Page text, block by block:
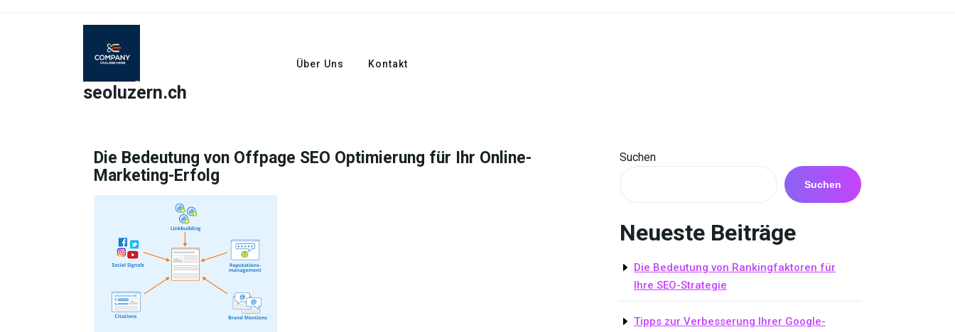
seoluzern.ch
Über Uns Kontakt
Die Bedeutung von Offpage SEO Optimierung für Ihr Online-
Marketing-Erfolg
Suchen
Suchen
Neueste Beiträge
Die Bedeutung von Rankingfaktoren für
Ihre SEO-Strategie
Tipps zur Verbesserung Ihrer Google-